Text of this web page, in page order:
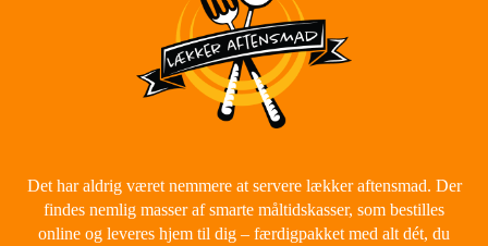
Det har aldrig været nemmere at servere lækker aftensmad. Der
findes nemlig masser af smarte måltidskasser, som bestilles
online og leveres hjem til dig – færdigpakket med alt dét, du